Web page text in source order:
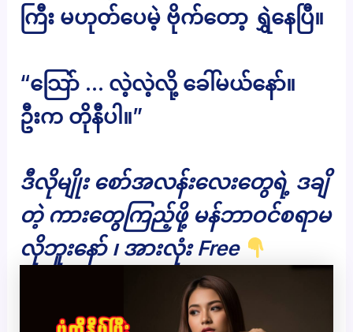
ကြီး မဟုတ်ပေမဲ့ ဗိုက်တော့ ရွှဲနေပြီ။
“သြော် … လဲ့လဲ့လို့ ခေါ်မယ်နော်။
ဦးက တိုနီပါ။”
ဒီလိုမျိုး စော်အလန်းလေးတွေရဲ့ ဒချိ
တဲ့ ကားတွေကြည့်ဖို့ မန်ဘာဝင်စရာမ
လိုဘူးနော် ၊ အားလုံး Free